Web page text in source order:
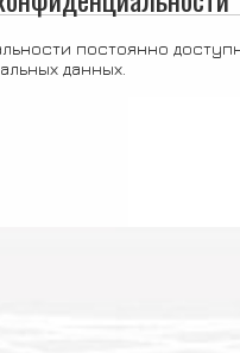
постоянно
данных.